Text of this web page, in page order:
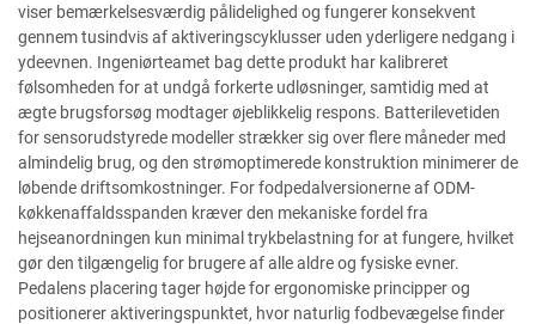
viser bemærkelsesværdig pålidelighed og fungerer konsekvent
gennem tusindvis af aktiveringscyklusser uden yderligere nedgang i
ydeevnen. Ingeniørteamet bag dette produkt har kalibreret
følsomheden for at undgå forkerte udløsninger, samtidig med at
ægte brugsforsøg modtager øjeblikkelig respons. Batterilevetiden
for sensorudstyrede modeller strækker sig over flere måneder med
almindelig brug, og den strømoptimerede konstruktion minimerer de
løbende driftsomkostninger. For fodpedalversionerne af ODM-
køkkenaffaldsspanden kræver den mekaniske fordel fra
hejseanordningen kun minimal trykbelastning for at fungere, hvilket
gør den tilgængelig for brugere af alle aldre og fysiske evner.
Pedalens placering tager højde for ergonomiske principper og
positionerer aktiveringspunktet, hvor naturlig fodbevægelse finder